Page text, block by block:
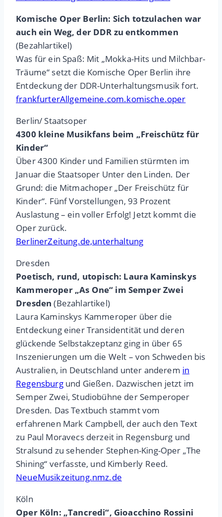
Komische Oper Berlin: Sich totzulachen war
auch ein Weg, der DDR zu entkommen
(Bezahlartikel)
Was für ein Spaß: Mit „Mokka-Hits und Milchbar-
Träume“ setzt die Komische Oper Berlin ihre
Entdeckung der DDR-Unterhaltungsmusik fort.
frankfurterAllgemeine.com.komische.oper
Berlin/ Staatsoper
4300 kleine Musikfans beim „Freischütz für
Kinder“
Über 4300 Kinder und Familien stürmten im
Januar die Staatsoper Unter den Linden. Der
Grund: die Mitmachoper „Der Freischütz für
Kinder“. Fünf Vorstellungen, 93 Prozent
Auslastung – ein voller Erfolg! Jetzt kommt die
Oper zurück.
BerlinerZeitung.de,unterhaltung
Dresden
Poetisch, rund, utopisch: Laura Kaminskys
Kammeroper „As One“ im Semper Zwei
Dresden (Bezahlartikel)
Laura Kaminskys Kammeroper über die
Entdeckung einer Transidentität und deren
glückende Selbstakzeptanz ging in über 65
Inszenierungen um die Welt – von Schweden bis
Australien, in Deutschland unter anderem in
Regensburgund Gießen. Dazwischen jetzt im
Semper Zwei, Studiobühne der Semperoper
Dresden. Das Textbuch stammt vom
erfahrenen Mark Campbell, der auch den Text
zu Paul Moravecs derzeit in Regensburg und
Stralsund zu sehender Stephen-King-Oper „The
Shining“ verfasste, und Kimberly Reed.
NeueMusikzeitung.nmz.de
Köln
Oper Köln: „Tancredi“, Gioacchino Rossini